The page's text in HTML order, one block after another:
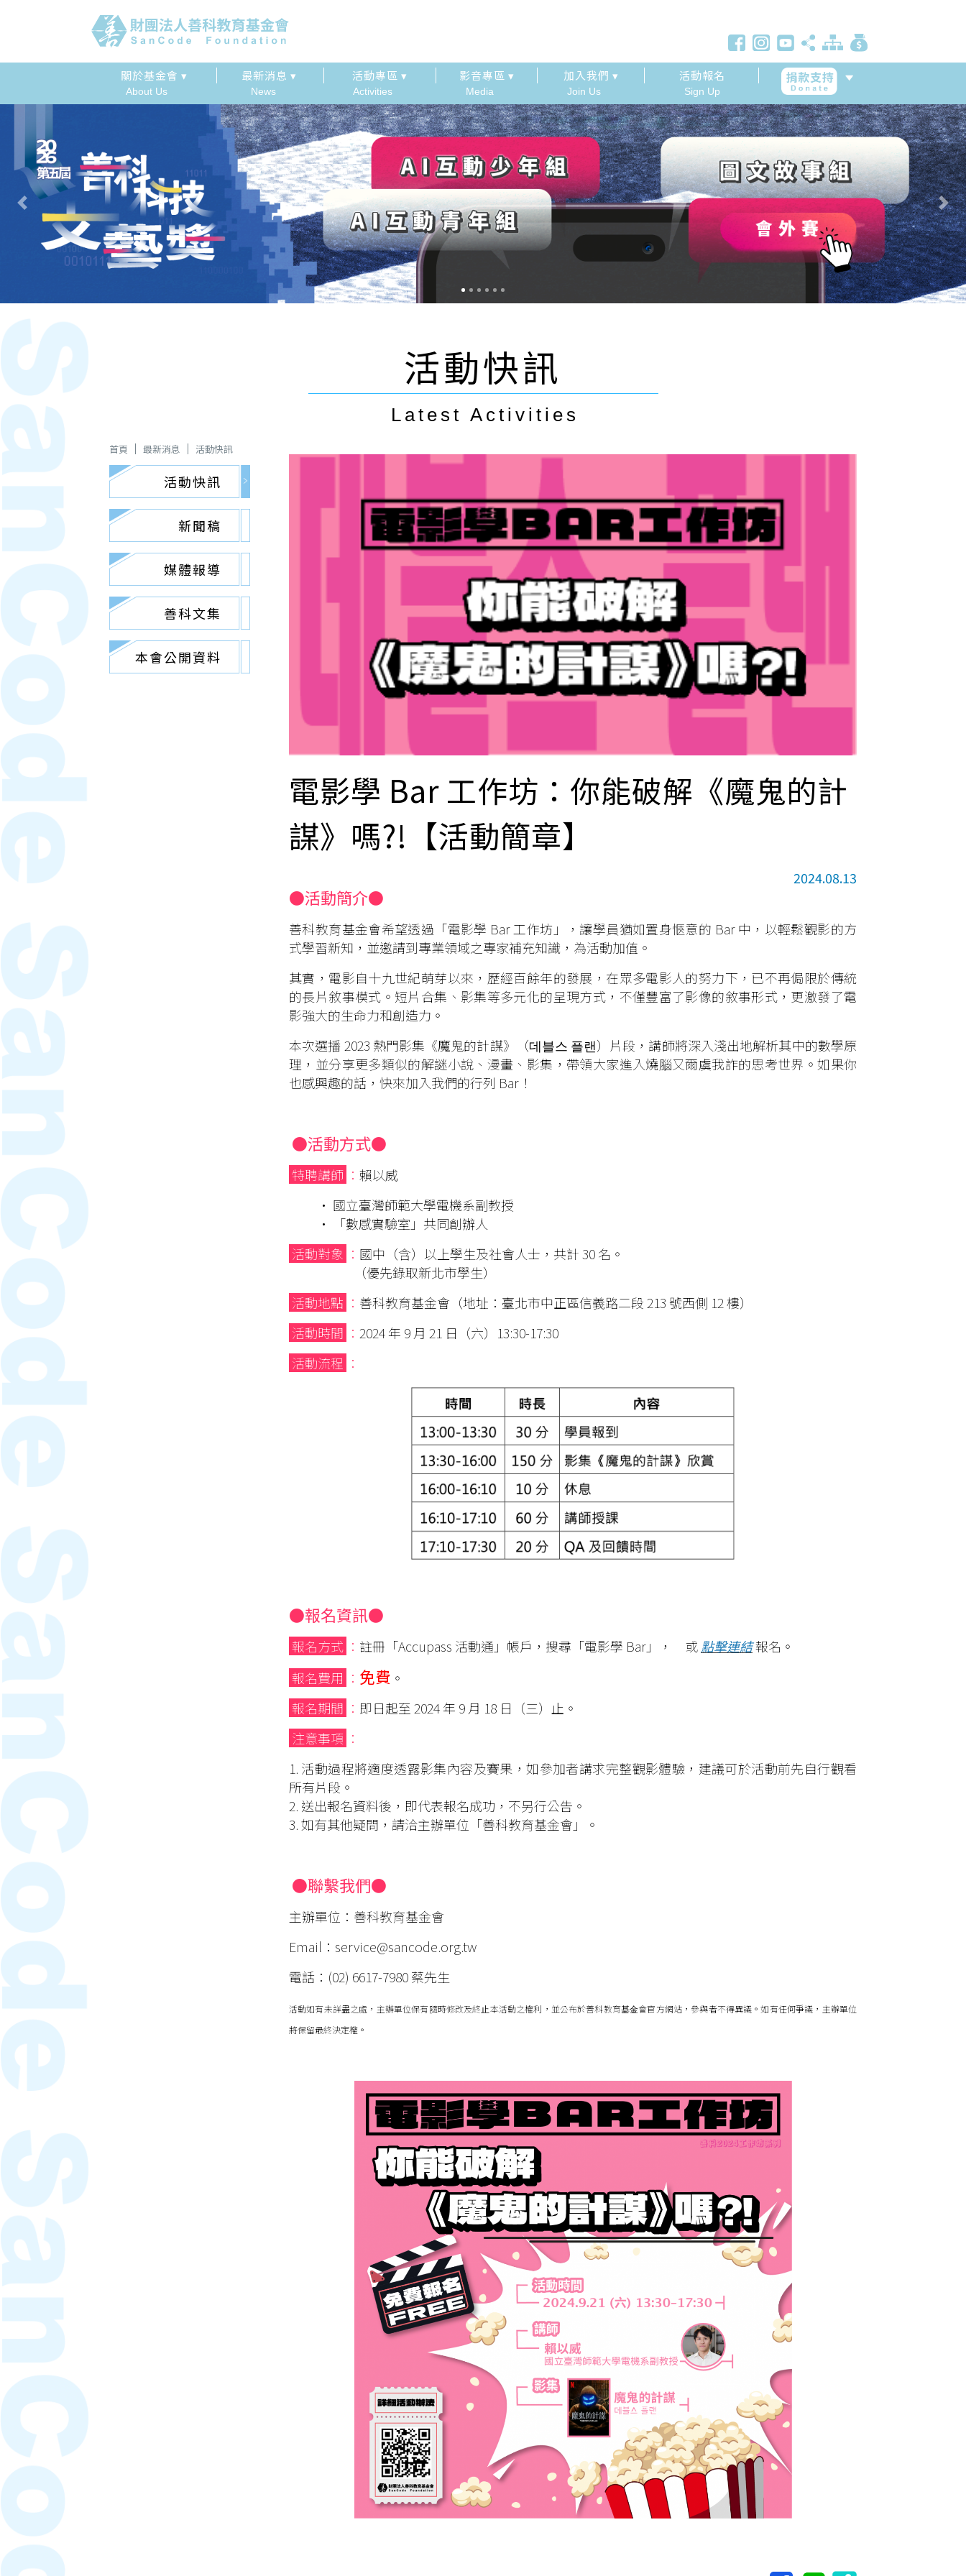
關於基金會 ▾
About Us
最新消息 ▾
News
活動專區 ▾
Activities
影音專區 ▾
Media
加入我們 ▾
Join Us
活動報名
Sign Up
Previous Next
活動快訊
Latest Activities
首頁 最新消息 活動快訊
活動快訊
新聞稿
媒體報導
善科文集
本會公開資料
電影學 Bar 工作坊：你能破解《魔鬼的計
謀》嗎?!【活動簡章】
2024.08.13
●活動簡介●
善科教育基金會希望透過「電影學 Bar 工作坊」，讓學員猶如置身愜意的 Bar 中，以輕鬆觀影的方
式學習新知，並邀請到專業領域之專家補充知識，為活動加值。
其實，電影自十九世紀萌芽以來，歷經百餘年的發展，在眾多電影人的努力下，已不再侷限於傳統
的長片敘事模式。短片合集、影集等多元化的呈現方式，不僅豐富了影像的敘事形式，更激發了電
影強大的生命力和創造力。
本次選播 2023 熱門影集《魔鬼的計謀》（데블스 플랜）片段，講師將深入淺出地解析其中的數學原
理，並分享更多類似的解謎小說、漫畫、影集，帶領大家進入燒腦又爾虞我詐的思考世界。如果你
也感興趣的話，快來加入我們的行列 Bar！
●活動方式●
特聘講師 ： 賴以威
• 國立臺灣師範大學電機系副教授
•
「數感實驗室」共同創辦人
活動對象 ： 國中（含）以上學生及社會人士，共計 30 名。
（優先錄取新北市學生）
活動地點 ： 善科教育基金會（地址：臺北市中正區信義路二段 213 號西側 12 樓）
活動時間 ： 2024 年 9 月 21 日（六）13:30-17:30
活動流程 ：
●報名資訊●
報名方式 ： 註冊「Accupass 活動通」帳戶，搜尋「電影學 Bar」， 或點擊連結報名。
報名費用 ： 免費 。
報名期間 ： 即日起至 2024 年 9 月 18 日（三）止。
注意事項 ：
1. 活動過程將適度透露影集內容及賽果，如參加者講求完整觀影體驗，建議可於活動前先自行觀看
所有片段。
2. 送出報名資料後，即代表報名成功，不另行公告。
3. 如有其他疑問，請洽主辦單位「善科教育基金會」。
●聯繫我們●
主辦單位：善科教育基金會
Email： service@sancode.org.tw
電話：(02) 6617-7980 蔡先生
活動如有未詳盡之處，主辦單位保有隨時修改及終⽌本活動之權利，並公布於善科教育基⾦會官⽅網站，參與者不得異議。如有任何爭議，主辦單位
將保留最終決定權。